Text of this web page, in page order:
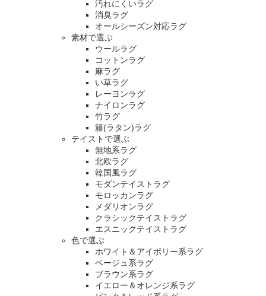
汚れにくいラグ
消臭ラグ
オールシーズン対応ラグ
素材で選ぶ
ウールラグ
コットンラグ
麻ラグ
い草ラグ
レーヨンラグ
ナイロンラグ
竹ラグ
籐(ラタン)ラグ
テイストで選ぶ
無地系ラグ
北欧ラグ
韓国風ラグ
モダンテイストラグ
モロッカンラグ
メダリオンラグ
クラシックテイストラグ
エスニックテイストラグ
色で選ぶ
ホワイト＆アイボリー系ラグ
ベージュ系ラグ
ブラウン系ラグ
イエロー＆オレンジ系ラグ